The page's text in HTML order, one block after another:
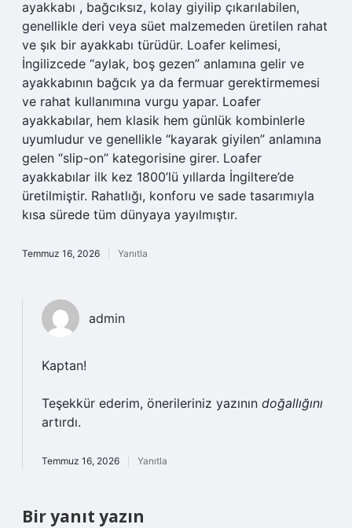
ayakkabı , bağcıksız, kolay giyilip çıkarılabilen,
genellikle deri veya süet malzemeden üretilen rahat
ve şık bir ayakkabı türüdür. Loafer kelimesi,
İngilizcede “aylak, boş gezen” anlamına gelir ve
ayakkabının bağcık ya da fermuar gerektirmemesi
ve rahat kullanımına vurgu yapar. Loafer
ayakkabılar, hem klasik hem günlük kombinlerle
uyumludur ve genellikle “kayarak giyilen” anlamına
gelen “slip-on” kategorisine girer. Loafer
ayakkabılar ilk kez 1800’lü yıllarda İngiltere’de
üretilmiştir. Rahatlığı, konforu ve sade tasarımıyla
kısa sürede tüm dünyaya yayılmıştır.
Temmuz 16, 2026 Yanıtla
admin
Kaptan!
Teşekkür ederim, önerileriniz yazının doğallığını
artırdı.
Temmuz 16, 2026 Yanıtla
Bir yanıt yazın